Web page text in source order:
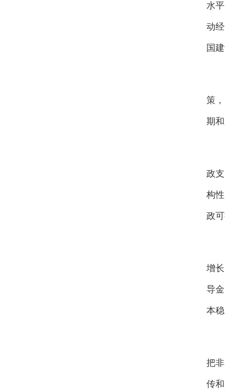
水
动
国
策
期
政
构
政
增
导
本
把
传